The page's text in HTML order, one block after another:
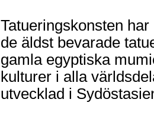
Tatueringskonsten har
de äldst bevarade
gamla egyptiska
kulturer i alla
utvecklad i